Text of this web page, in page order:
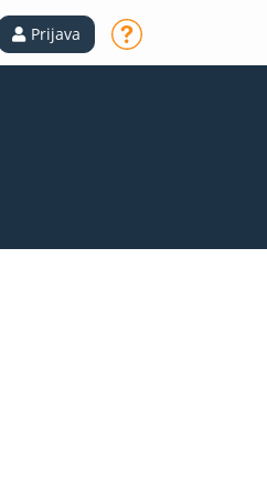
Prijava